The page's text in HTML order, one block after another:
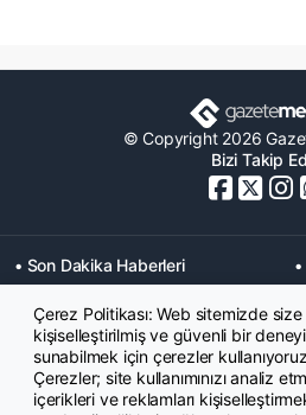
© Copyright 2026
Bizi Takip
• Son Dakika Haberleri
• Memurlar Haberleri
• Ekonomi Haberleri
•
• Yaşam Haberleri
•
• Mahkeme Kararları
Haberleri
Çerez Politikası: Web sitemizde
kişiselleştirilmiş ve güvenli bir
sunabilmek için çerezler
Çerezler; site kullanımınızı analiz
içerikleri ve reklamları